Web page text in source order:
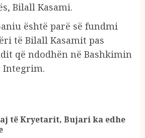
Bilall Kasami.
është parë së fundmi
të Bilall Kasamit pas
që ndodhën në Bashkimin
Integrim.
të Kryetarit, Bujari ka edhe